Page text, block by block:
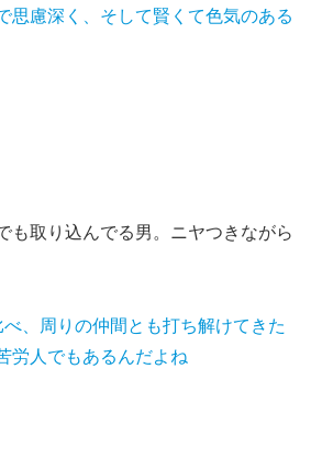
慮深く、そして賢くて色気のある
も取り込んでる男。ニヤつきながら
、周りの仲間とも打ち解けてきた
労人でもあるんだよね